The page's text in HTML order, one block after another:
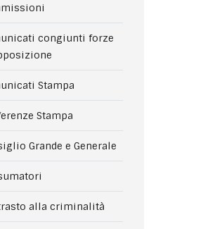
congiunti forze
Stampa
Stampa
Grande e Generale
alla criminalità